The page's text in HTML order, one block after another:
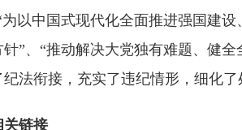
为以中国式现代化全面推进强国建
针”、“推动解决大党独有难题、健
纪法衔接，充实了违纪情形，细化
关链接